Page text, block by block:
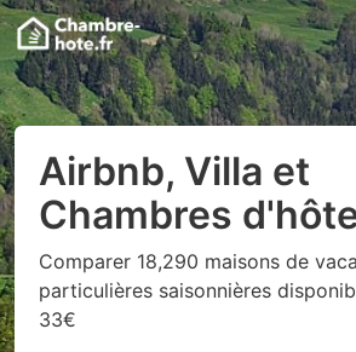
Airbnb, Villa et
Chambres
Comparer 18,290 maisons de
particulières saisonnières
33€